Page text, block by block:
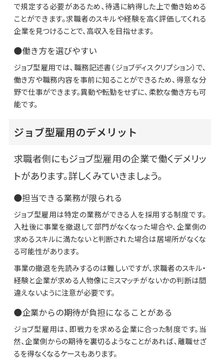
で規定する必要があるため、待遇に納得した上で働き始める
ことができます。求職者のスキルや経験を高く評価してくれる
企業を見つけることで、高収入を目指せます。
●働き方を選びやすい
ジョブ型雇用では、職務記述書（ジョブディスクリプション）で、
働き方や職務内容を事前に知ることができるため、得意な分
野で仕事ができます。異動や転勤をせずに、柔軟な働き方も可
能です。
ジョブ型雇用のデメリット
求職者側にもジョブ型雇用の企業で働くデメリッ
トがあります。詳しくみていきましょう。
●担当できる業務が限られる
ジョブ型雇用は特定の業務ができる人を採用する制度です。
入社後に事業を撤退して部門がなくなった場合や、企業側の
求めるスキルに満たないと判断された場合は居場所がなくな
る可能性があります。
事業の撤退を先読みするのは難しいですが、求職者のスキル・
経験と企業が求める人物像にミスマッチがないかの判断は間
違えないように注意が必要です。
●企業からの期待が負担になることがある
ジョブ型雇用は、即戦力を求める企業に合った制度です。当
然、企業側からの期待を裏切るようなことがあれば、離職せざ
るを得なくなるケースもあります。